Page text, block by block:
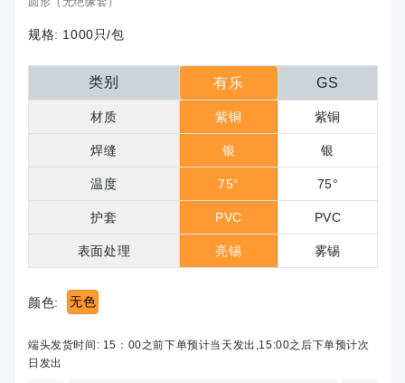
规格: 1000只/包
类别 有乐 GS
材质 紫铜 紫铜
焊缝 银 银
温度 75° 75°
护套 PVC PVC
表面处理 亮锡 雾锡
颜色: 无色
端头发货时间: 15：00之前下单预计当天发出,15:00之后下单预计次
日发出